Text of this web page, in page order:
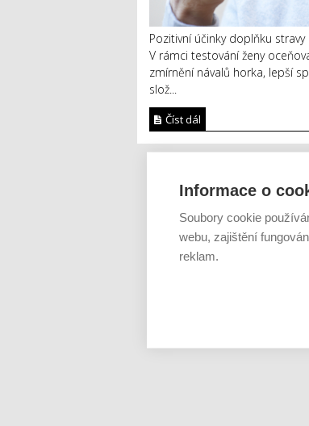
Pozitivní účinky doplňku
V rámci testování ženy
zmírnění návalů horka, lepší
slož...
Číst dál
Informace o
Soubory cookie
webu, zajištění
reklam.